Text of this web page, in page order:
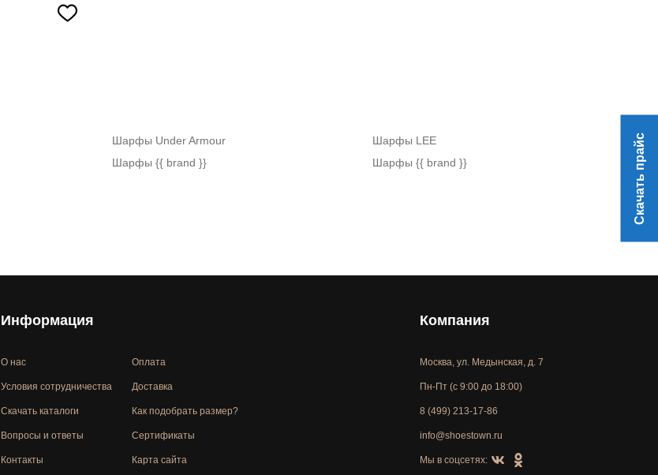
Шарфы Under Armour
Шарфы LEE
Шарфы {{ brand }} Шарфы {{ brand }}
Информация
О нас
Условия сотрудничества
Скачать каталоги
Вопросы и ответы
Контакты
Оплата
Доставка
Как подобрать размер?
Сертификаты
Карта сайта
Компания
Москва, ул. Медынская, д. 7
Пн-Пт (с 9:00 до 18:00)
8 (499) 213-17-86
info@shoestown.ru
Мы в соцсетях:
Скачать прайс